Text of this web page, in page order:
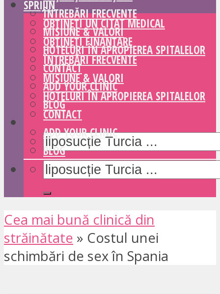
ÎNTREBĂRI FRECVENTE
MISIUNE & VALORI
HOTELURI ÎN APROPIEREA SPITALELOR
CONTACT
ADD YOUR CLINIC
BLOG
SPRIJIN
OBȚINEȚI UN CITAT MEDICAL
OBȚINEȚI FINANȚARE
ÎNTREBĂRI FRECVENTE
MISIUNE & VALORI
HOTELURI ÎN APROPIEREA SPITALELOR
CONTACT
ADD YOUR CLINIC
BLOG
Cea mai bună clinică din
străinătate » Costul unei
schimbări de sex în Spania